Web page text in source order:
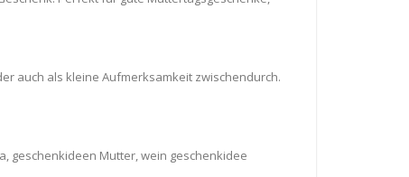
auch als kleine Aufmerksamkeit zwischendurch.
geschenkideen Mutter, wein geschenkidee